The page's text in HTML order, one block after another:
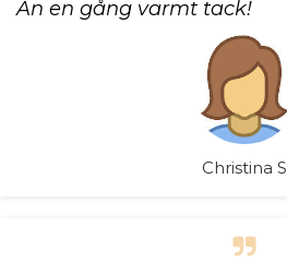
Än en gång varmt tack!
Christina S